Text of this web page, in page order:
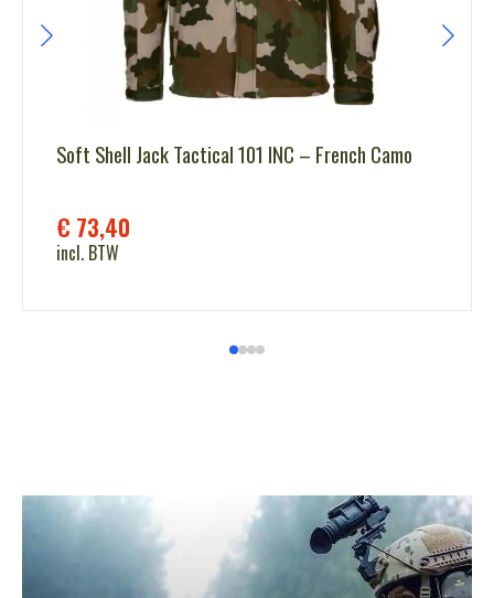
Soft Shell Jack Tactical 101 INC – French Camo
€ 73,40
incl. BTW